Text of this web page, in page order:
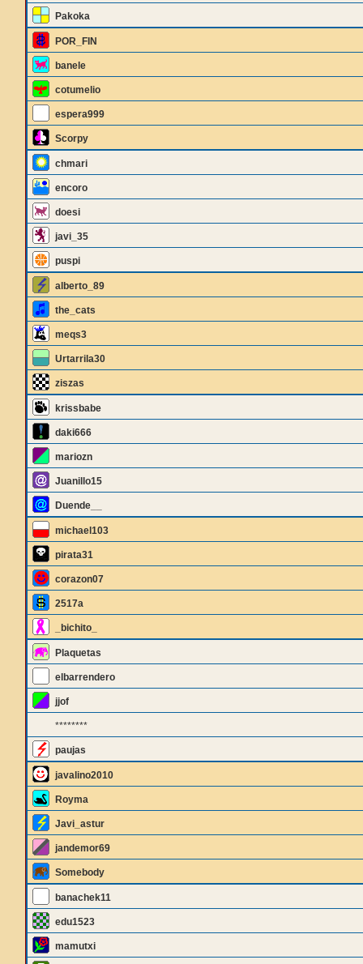
Pakoka
POR_FIN
banele
cotumelio
espera999
Scorpy
chmari
encoro
doesi
javi_35
puspi
alberto_89
the_cats
meqs3
Urtarrila30
ziszas
krissbabe
daki666
mariozn
Juanillo15
Duende__
michael103
pirata31
corazon07
2517a
_bichito_
Plaquetas
elbarrendero
jjof
********
paujas
javalino2010
Royma
Javi_astur
jandemor69
Somebody
banachek11
edu1523
mamutxi